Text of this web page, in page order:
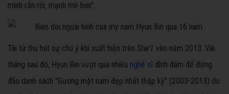
mình rắn rỏi, mạnh mẽ hơn”.
Tài tử thu hút sự chú ý khi xuất hiện trên Star1 vào năm 2013. Vài
tháng sau đó, Hyun Bin vượt qua nhiều nghệ sĩ đình đám để đứng
đầu danh sách "Gương mặt nam đẹp nhất thập kỷ" (2003-2013) do